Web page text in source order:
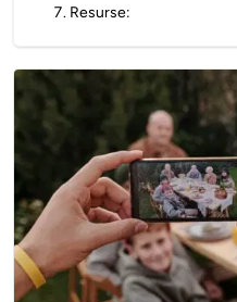
7. Resurse: